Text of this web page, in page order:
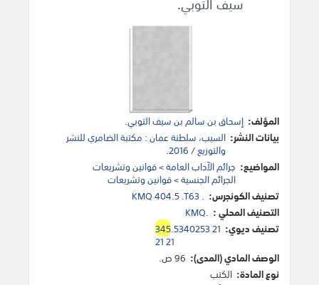
المؤلف: إسحاق بن سالم بن سيف التوبي.
بيانات النشر: السيب، سلطنة عمان : مكتبة الضامري للنشر
والتوزيع / 2016.
المواضيع: جرائم الآداب العامة>قوانين وتشريعات
الجرائم الجنسية>قوانين وتشريعات
تصنيف الكونجرس: KMQ 404.5 .T63 .
التصنيف المحلي : KMQ.
تصنيف ديوي:
345.5340253 21
21 21
الوصف المادي (المدى): 96 ص.
نوع المادة: الكتب